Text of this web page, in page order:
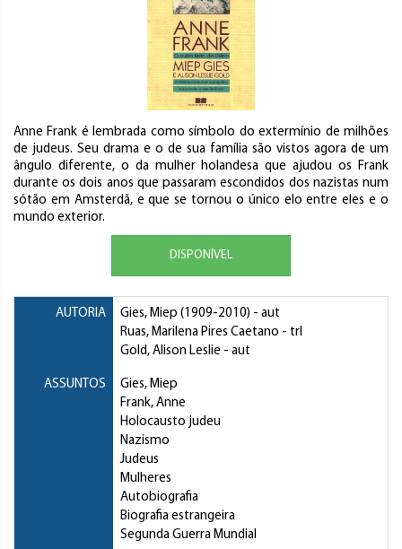
Anne Frank é lembrada como símbolo do extermínio de milhões
de judeus. Seu drama e o de sua família são vistos agora de um
ângulo diferente, o da mulher holandesa que ajudou os Frank
durante os dois anos que passaram escondidos dos nazistas num
sótão em Amsterdã, e que se tornou o único elo entre eles e o
mundo exterior.
DISPONÍVEL
AUTORIA Gies, Miep (1909-2010) - aut
Ruas, Marilena Pires Caetano - trl
Gold, Alison Leslie - aut
ASSUNTOS
Gies, Miep
Frank, Anne
Holocausto judeu
Nazismo
Judeus
Mulheres
Autobiografia
Biografia estrangeira
Segunda Guerra Mundial